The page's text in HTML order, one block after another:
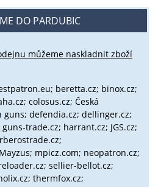
DO PARDUBIC
můžeme naskladnit zboží
beretta.cz; binox.cz;
colosus.cz; Česká
guns; defendia.cz; dellinger.cz;
trade.cz; harrant.cz; JGS.cz;
mpicz.com; neopatron.cz;
sellier-bellot.cz;
thermfox.cz;